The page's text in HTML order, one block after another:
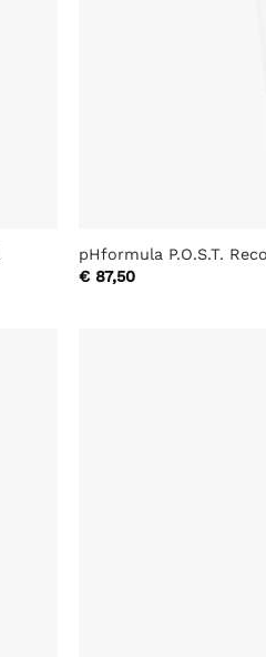
pHformula P.O.S.T.
€ 87,50